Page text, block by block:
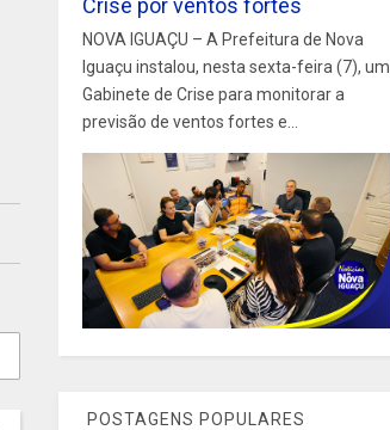
Crise por ventos fortes
NOVA IGUAÇU – A Prefeitura de Nova
Iguaçu instalou, nesta sexta-feira (7), um
Gabinete de Crise para monitorar a
previsão de ventos fortes e...
POSTAGENS POPULARES